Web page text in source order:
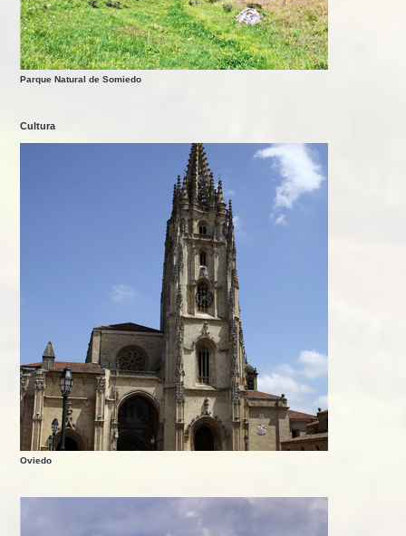
Parque Natural de Somiedo
Cultura
Oviedo